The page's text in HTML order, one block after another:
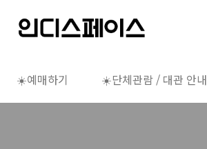
☀️예매하기 ☀️단체관람 / 대관 안내